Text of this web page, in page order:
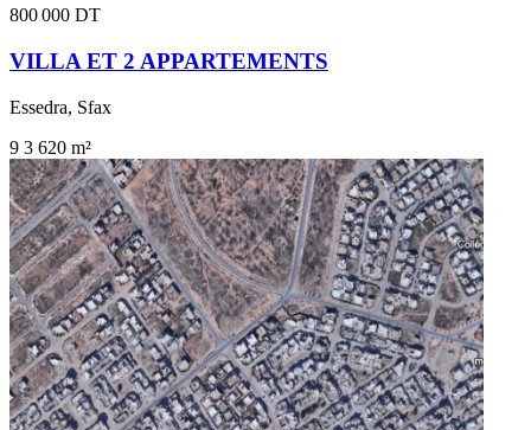
800 000 DT
VILLA ET 2 APPARTEMENTS
Essedra, Sfax
9 3 620 m²